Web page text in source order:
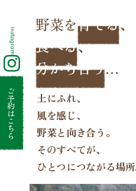
企業情報
企業情報
採用情報
お客様相談センター
プライバシーポリシー
ソーシャルメディアポリシー
カスタマーハラスメント対応方針
Instagram
ご予約はこちら
野菜を育てる、
食べる、
分かち合う…
土にふれ、
風を感じ、
野菜と向き合う。
そのすべてが、
ひとつにつながる場所